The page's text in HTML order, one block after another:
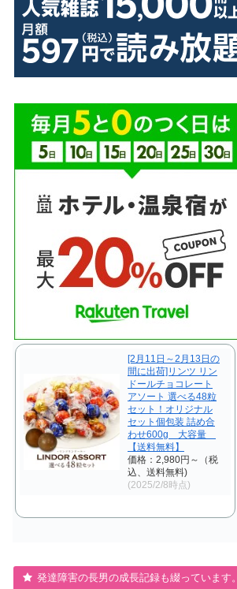
[2月11日～2月13日の
間に出荷]リンツ リン
ドールチョコレート
アソート 選べる48粒
セット！オリジナル
セット個包装 詰め合
わせ600g 大容量
【送料無料】
価格：2,980円～（税
込、送料無料)
(2025/2/8時点)
発達障害の長男の成長記録も綴っています。